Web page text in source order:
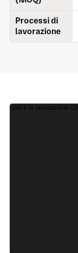
Processi di
lavorazione